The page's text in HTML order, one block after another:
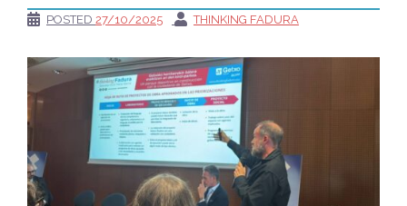
POSTED 27/10/2025 THINKING FADURA